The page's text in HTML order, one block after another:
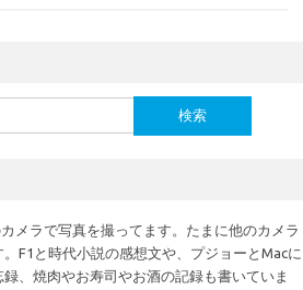
メラで写真を撮ってます。たまに他のカメラ
。F1と時代小説の感想文や、プジョーとMacに
録、焼肉やお寿司やお酒の記録も書いていま